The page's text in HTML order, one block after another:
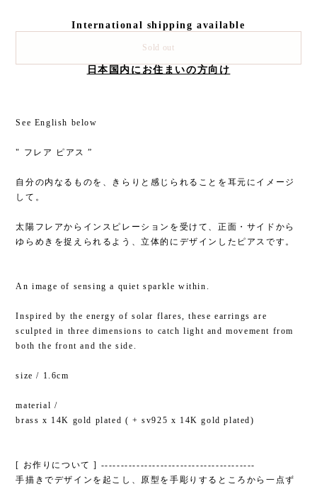
International shipping available
Sold out
日本国内にお住まいの方向け
See English below
" フレア ピアス ”
自分の内なるものを、きらりと感じられることを耳元にイメージ
して。
太陽フレアからインスピレーションを受けて、正面・サイドから
ゆらめきを捉えられるよう、立体的にデザインしたピアスです。
An image of sensing a quiet sparkle within.
Inspired by the energy of solar flares, these earrings are
sculpted in three dimensions to catch light and movement from
both the front and the side.
size / 1.6cm
material /
brass x 14K gold plated ( + sv925 x 14K gold plated)
[ お作りについて ] ---------------------------------------
手描きでデザインを起こし、原型を手彫りするところから一点ず